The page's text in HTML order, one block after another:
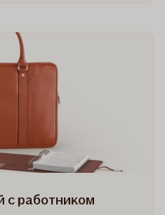
с работником